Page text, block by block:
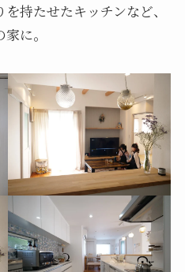
持たせたキッチンなど、
に。